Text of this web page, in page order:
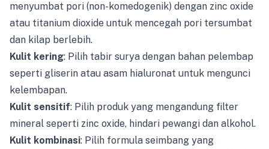
menyumbat pori (non-komedogenik) dengan zinc oxide
atau titanium dioxide untuk mencegah pori tersumbat
dan kilap berlebih.
Kulit kering: Pilih tabir surya dengan bahan pelembap
seperti gliserin atau asam hialuronat untuk mengunci
kelembapan.
Kulit sensitif: Pilih produk yang mengandung filter
mineral seperti zinc oxide, hindari pewangi dan alkohol.
Kulit kombinasi: Pilih formula seimbang yang